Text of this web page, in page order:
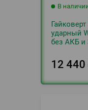
В
ударный
без АКБ и
12 440